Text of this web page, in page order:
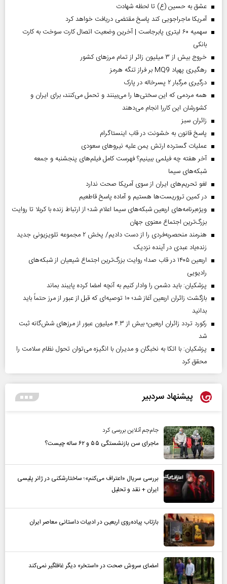
عشق به حسین (ع) تا لحظه شهادت
آمریکا ماجراجویی کند پاسخ مقتضی دریافت خواهد کرد
سهمیه ۶۰ لیتری پابرجاست | آخرین وضعیت اتصال کارت سوخت به کارت
بانکی
خروج بیش از ۳ میلیون زائر از تمام مرز‌های کشور
رهگیری پهپاد MQ9 بر فراز تنگه هرمز
درگیری مرگبار ۲ پسرخاله در پارک
همه مردمی که این سختی‌ها را می‌بینند و تحمل می‌کنند، برای ایران و
کشورشان این کاررا انجام می‌دهند
‌زائران سبز
پاسخ قانون به خشونت در قاب اینستاگرام
عملیات گسترده ارتش یمن علیه نیروهای سعودی
آخر هفته چه فیلمی ببینیم؟ فهرست کامل فیلم‌های پنجشنبه و جمعه
شبکه‌های سیما
لغو تحریم‌های ایران از سوی آمریکا صحت ندارد
در کمین تروریست‌ها هستیم و آماده پاسخ قاطعیم
ویژه‌برنامه‌های اربعین شبکه‌های سیما اعلام شد؛ از ارتباط زنده با کربلا تا روایت
بزرگ‌ترین اجتماع معنوی جهان
هنرمند منحصر‌به‌فردی را از دست دادیم/ پخش ۲ مجموعه تلویزیونی جدید
زنده‌یاد عبدی در آینده نزدیک
اربعین ۱۴۰۵ در قاب صدا؛ روایت بزرگ‌ترین اجتماع شیعیان از شبکه‌های
رادیویی
پزشکیان: باید دشمن را وادار کنیم به آنچه امضا کرده پایبند بماند
بازگشت زائران اربعین آغاز شد؛ ۱۰ توصیه‌ای که قبل از عبور از مرز حتماً باید
بدانید
رکورد تردد زائران اربعین؛ بیش از ۴.۳ میلیون عبور از مرزهای شش‌گانه ثبت
شد
پزشکیان: با اتکا به نخبگان و مدیران با انگیزه می‌توان تحول نظام سلامت را
محقق کرد
پیشنهاد سردبیر
جام‌جم آنلاین بررسی کرد
ماجرای سن بازنشستگی ۵۵ و ۶۲ ساله چیست؟
بررسی سریال «اعتراف می‌کنم»؛ ساختارشکنی در ژانر پلیسی
ایران + نقد و تحلیل
بازتاب پیاده‌روی اربعین در ادبیات داستانی معاصر ایران
امضای سروش صحت در «استخر» دیگر غافلگیر نمی‌کند